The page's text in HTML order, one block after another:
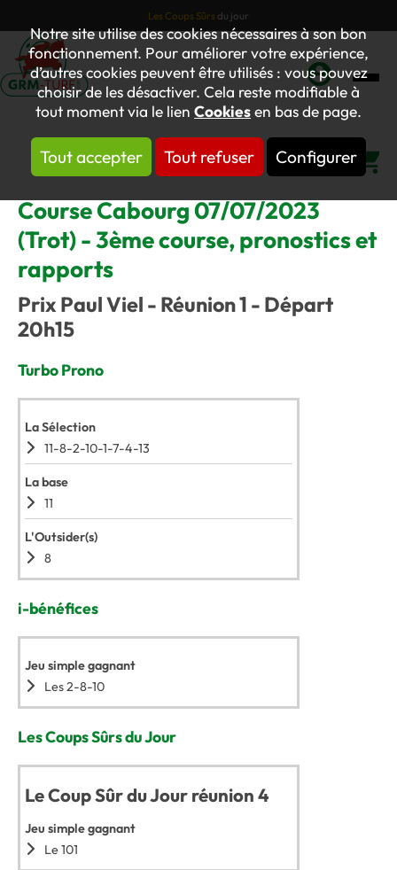
Notre site utilise des cookies nécessaires à son bon
fonctionnement. Pour améliorer votre expérience,
d’autres cookies peuvent être utilisés : vous pouvez
choisir de les désactiver. Cela reste modifiable à
tout moment via le lien Cookiesen bas de page.
Tout accepter Tout refuser Configurer
Les Coups Sûrs du jour
Mon
compte
Course Cabourg 07/07/2023
(Trot) - 3ème course, pronostics et
rapports
Prix Paul Viel - Réunion 1 - Départ
20h15
Turbo Prono
La Sélection
11-8-2-10-1-7-4-13
La base
11
L'Outsider(s)
8
i-bénéfices
Jeu simple gagnant
Les 2-8-10
Les Coups Sûrs du Jour
Le Coup Sûr du Jour réunion 4
Jeu simple gagnant
Le 101